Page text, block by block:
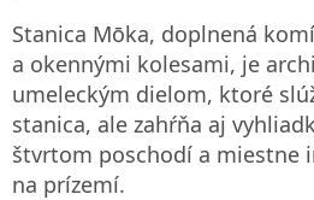
Stanica Mōka, doplnená
a okennými kolesami, je
umeleckým dielom, ktoré
stanica, ale zahŕňa aj
štvrtom poschodí a miestne
na prízemí.